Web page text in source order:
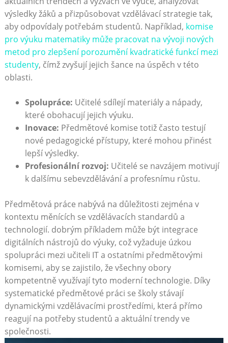
výsledky žáků a přizpůsobovat vzdělávací strategie tak,
⁤aby‌ odpovídaly potřebám studentů. ⁣Například, komise
pro výuku matematiky může pracovat na vývoji nových
metod pro⁢ zlepšení porozumění kvadratické ⁣funkcí mezi
studenty, čímž zvyšují jejich šance na úspěch v ​této
oblasti.
Spolupráce: Učitelé sdílejí materiály a nápady,
které‌ obohacují jejich výuku.
Inovace: Předmětové komise totiž často testují
nové pedagogické přístupy, které⁢ mohou přinést
lepší ⁢výsledky.
Profesionální rozvoj: Učitelé‍ se ⁤navzájem motivují
k dalšímu sebevzdělávání a profesnímu růstu.
Předmětová práce nabývá⁢ na důležitosti zejména v
kontextu měnících⁢ se vzdělávacích standardů a
technologií. dobrým příkladem může být‌ integrace
digitálních nástrojů⁢ do výuky, což vyžaduje ‌úzkou
⁤spolupráci mezi učiteli IT a ostatními⁤ předmětovými
komisemi, aby se zajistilo, že všechny obory
kompetentně využívají ​tyto moderní technologie. Díky
systematické předmětové práci se školy stávají
dynamickými vzdělávacími ​prostředími,⁣ která ⁣přímo
⁤reagují na potřeby‍ studentů a aktuální ​trendy ⁤ve
společnosti.